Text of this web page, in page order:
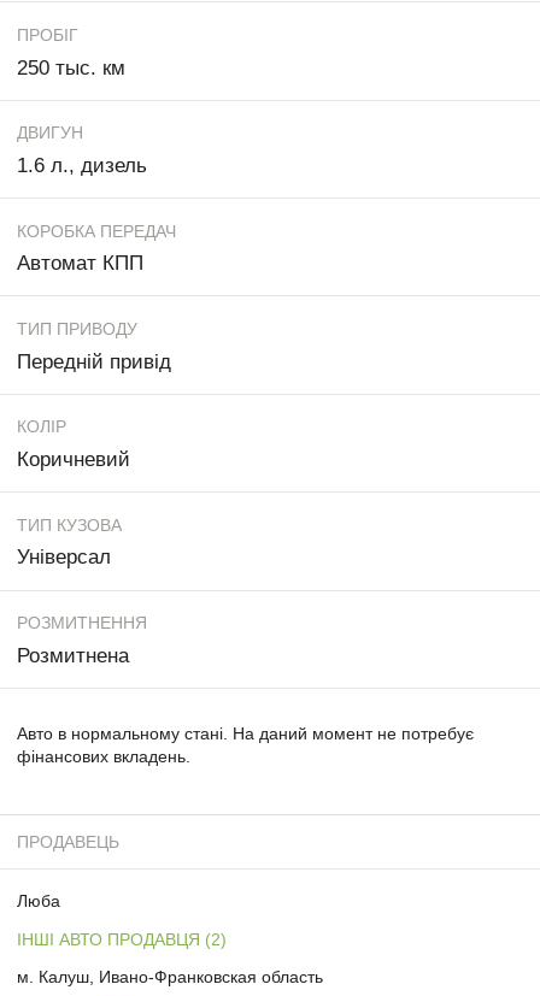
ПРОБІГ
250 тыс. км
ДВИГУН
1.6 л., дизель
КОРОБКА ПЕРЕДАЧ
Автомат КПП
ТИП ПРИВОДУ
Передній привід
КОЛІР
Коричневий
ТИП КУЗОВА
Універсал
РОЗМИТНЕННЯ
Розмитнена
Авто в нормальному стані. На даний момент не потребує
фінансових вкладень.
ПРОДАВЕЦЬ
Люба
ІНШІ АВТО ПРОДАВЦЯ (2)
м. Калуш, Ивано-Франковская область